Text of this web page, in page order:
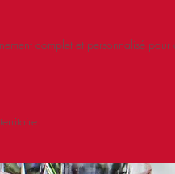
complet et personnalisé